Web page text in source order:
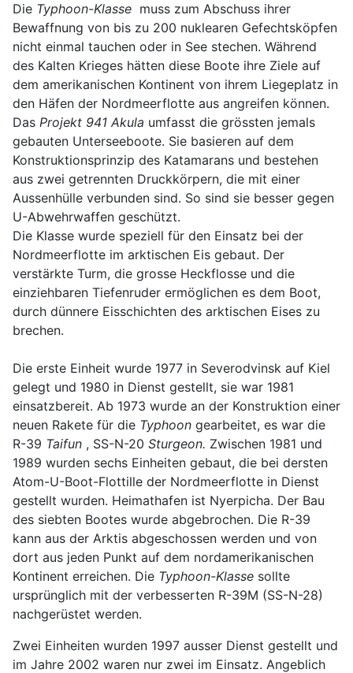
Die Typhoon-Klasse muss zum Abschuss ihrer
Bewaffnung von bis zu 200 nuklearen Gefechtsköpfen
nicht einmal tauchen oder in See stechen. Während
des Kalten Krieges hätten diese Boote ihre Ziele auf
dem amerikanischen Kontinent von ihrem Liegeplatz in
den Häfen der Nordmeerflotte aus angreifen können.
Das Projekt 941 Akula umfasst die grössten jemals
gebauten Unterseeboote. Sie basieren auf dem
Konstruktionsprinzip des Katamarans und bestehen
aus zwei getrennten Druckkörpern, die mit einer
Aussenhülle verbunden sind. So sind sie besser gegen
U-Abwehrwaffen geschützt.
Die Klasse wurde speziell für den Einsatz bei der
Nordmeerflotte im arktischen Eis gebaut. Der
verstärkte Turm, die grosse Heckflosse und die
einziehbaren Tiefenruder ermöglichen es dem Boot,
durch dünnere Eisschichten des arktischen Eises zu
brechen.
Die erste Einheit wurde 1977 in Severodvinsk auf Kiel
gelegt und 1980 in Dienst gestellt, sie war 1981
einsatzbereit. Ab 1973 wurde an der Konstruktion einer
neuen Rakete für die Typhoon gearbeitet, es war die
R-39 Taifun , SS-N-20 Sturgeon. Zwischen 1981 und
1989 wurden sechs Einheiten gebaut, die bei dersten
Atom-U-Boot-Flottille der Nordmeerflotte in Dienst
gestellt wurden. Heimathafen ist Nyerpicha. Der Bau
des siebten Bootes wurde abgebrochen. Die R-39
kann aus der Arktis abgeschossen werden und von
dort aus jeden Punkt auf dem nordamerikanischen
Kontinent erreichen. Die Typhoon-Klasse sollte
ursprünglich mit der verbesserten R-39M (SS-N-28)
nachgerüstet werden.
Zwei Einheiten wurden 1997 ausser Dienst gestellt und
im Jahre 2002 waren nur zwei im Einsatz. Angeblich